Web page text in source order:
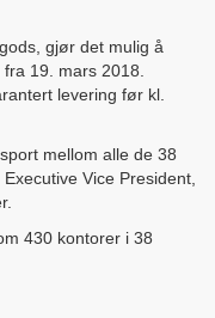
gjør det mulig å
19. mars 2018.
levering før kl.
mellom alle de 38
Vice President,
430 kontorer i 38